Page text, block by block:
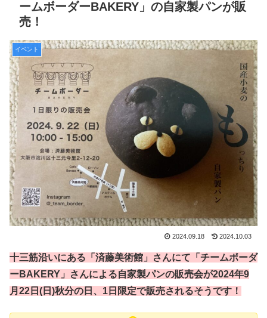
ームボーダーBAKERY」の自家製パンが販
売！
イベント
2024.09.18 2024.10.03
十三筋沿いにある「済藤美術館」さんにて「チームボーダ
ーBAKERY」さんによる自家製パンの販売会が2024年9
月22日(日)秋分の日、1日限定で販売されるそうです！